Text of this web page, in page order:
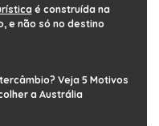
é construída na
e não só no destino
Veja 5 Motivos
a Austrália